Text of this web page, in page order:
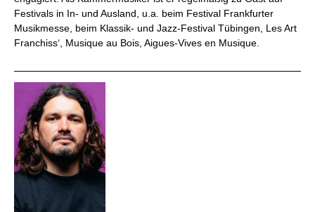
Festivals in In- und Ausland, u.a. beim Festival Frankfurter
Musikmesse, beim Klassik- und Jazz-Festival Tübingen, Les Art
Franchiss‘, Musique au Bois, Aigues-Vives en Musique.